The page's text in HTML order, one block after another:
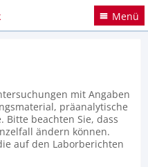
Menü
mit Angaben
präanaly­tische
Bitte beachten Sie, dass
ändern können.
auf den Labor­berichten